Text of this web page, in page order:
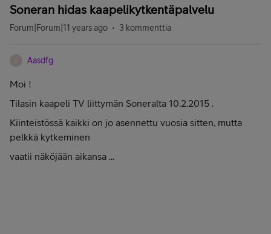
Soneran hidas kaapelikytkentäpalvelu
Forum|Forum|11 years ago 3 kommenttia
Aasdfg
Moi !
Tilasin kaapeli TV liittymän Soneralta 10.2.2015 .
Kiinteistössä kaikki on jo asennettu vuosia sitten, mutta
pelkkä kytkeminen
vaatii näköjään aikansa ...